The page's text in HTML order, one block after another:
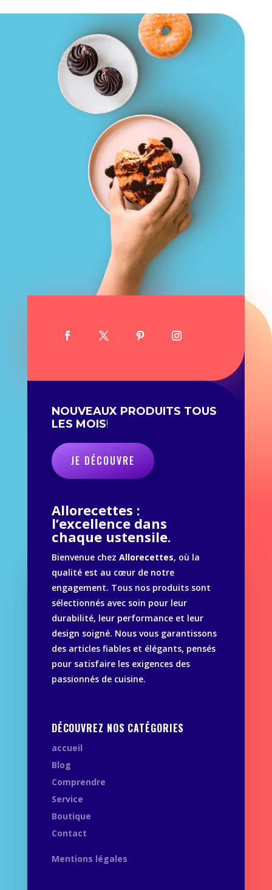
NOUVEAUX PRODUITS TOUS
LES MOIS!
JE DÉCOUVRE
Allorecettes :
l’excellence dans
chaque ustensile.
Bienvenue chez Allorecettes, où la
qualité est au cœur de notre
engagement. Tous nos produits sont
sélectionnés avec soin pour leur
durabilité, leur performance et leur
design soigné. Nous vous garantissons
des articles fiables et élégants, pensés
pour satisfaire les exigences des
passionnés de cuisine.
DÉCOUVREZ NOS CATÉGORIES
accueil
Blog
Comprendre
Service
Boutique
Contact
Mentions légales